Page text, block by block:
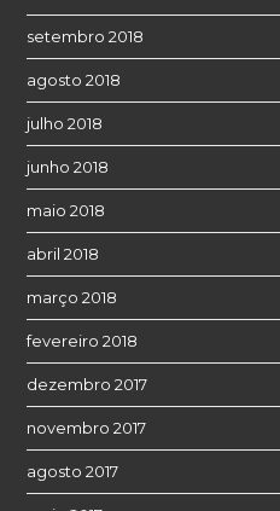
setembro 2018
agosto 2018
julho 2018
junho 2018
maio 2018
abril 2018
março 2018
fevereiro 2018
dezembro 2017
novembro 2017
agosto 2017